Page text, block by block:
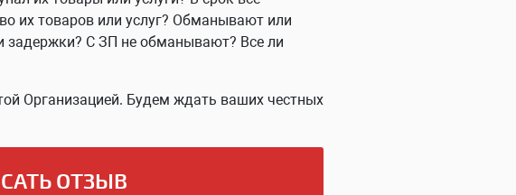
их товаров или услуг? Обманывают или
задержки? С ЗП не обманывают? Все ли
Организацией. Будем ждать ваших честных
ОТЗЫВ